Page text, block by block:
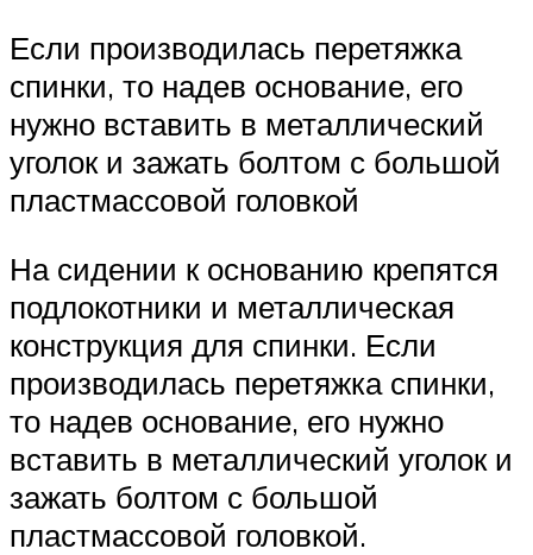
Если производилась перетяжка
спинки, то надев основание, его
нужно вставить в металлический
уголок и зажать болтом с большой
пластмассовой головкой
На сидении к основанию крепятся
подлокотники и металлическая
конструкция для спинки. Если
производилась перетяжка спинки,
то надев основание, его нужно
вставить в металлический уголок и
зажать болтом с большой
пластмассовой головкой.